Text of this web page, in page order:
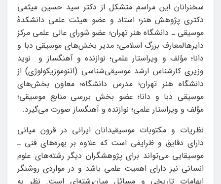
سخنرانان این مراسم متشکل از دکتر سید حسین میثمی
دکتری پژوهش هنر؛ استاد و عضو هیئت علمی دانشکدۀ
موسیقی ـ دانشگاه هنر تهران؛ عضو شورای عالی علمی مرکز
دایرهالمعارف بزرگ اسلامی؛ مدیر بخش‌های موسیقی دبا و
دانا؛ مؤلف و ویراستار علمی؛ نوازنده و آهنگساز و نوید
وزیری کارشناس ارشد موسیقی‌شناسی (اتنوموزیکولوژی) از
دانشگاه هنر تهران؛ مدرس دانشگاه؛ معاون بخش‌های
موسیقی دبا و دانا؛ عضو بخش بررسی منابع موسیقی؛
مؤلف و ویراستار علمی؛ نوازنده و آهنگساز صورت می‌گیرد.
نظریات و مکتوبات موسیقیدانان ایرانی در قرون میانی
دارای دقایق و ظرایفی است که علاوه بر بهره‌های فنی ‌ـ‌
موسیقایی می‌تواند برای پژوهشگران دیگر رشته‌های علوم
انسانی نیز دارای اهمیت علمی باشد و در مواردی روشنگر
ابهامات تاریخی و مسائل میان‌رشته‌ای است. نظر به